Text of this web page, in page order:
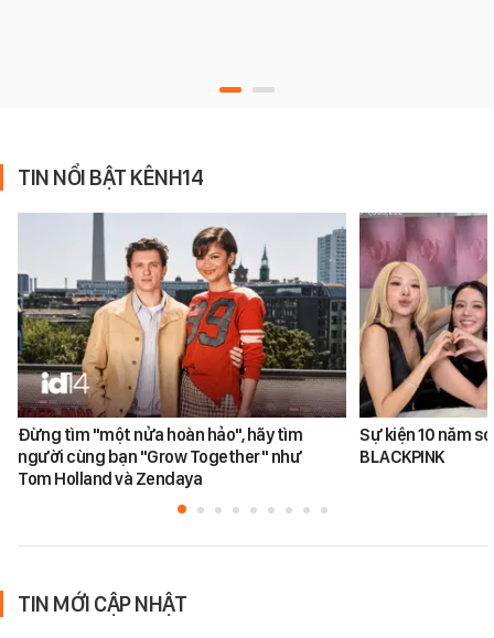
TIN NỔI BẬT KÊNH14
Đừng tìm "một nửa hoàn hảo", hãy tìm
người cùng bạn "Grow Together" như
Tom Holland và Zendaya
Sự kiện 10 năm
BLACKPINK
TIN MỚI CẬP NHẬT